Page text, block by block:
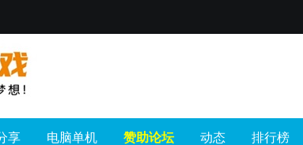
享 电脑单机 赞助论坛 动态 排行榜